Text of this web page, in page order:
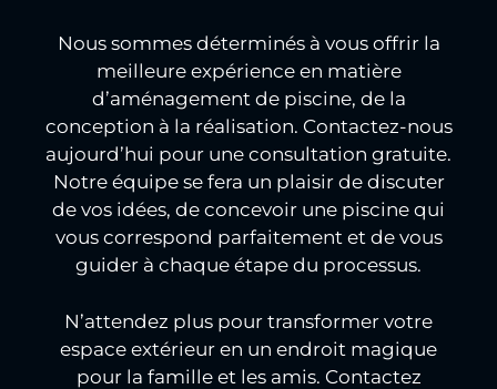
Nous sommes déterminés à vous offrir la
meilleure expérience en matière
d’aménagement de piscine, de la
conception à la réalisation. Contactez-nous
aujourd’hui pour une consultation gratuite.
Notre équipe se fera un plaisir de discuter
de vos idées, de concevoir une piscine qui
vous correspond parfaitement et de vous
guider à chaque étape du processus.
N’attendez plus pour transformer votre
espace extérieur en un endroit magique
pour la famille et les amis. Contactez